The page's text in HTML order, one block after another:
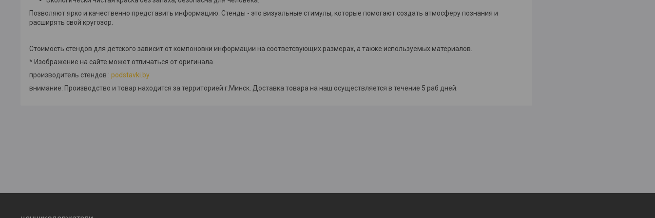
Позволяют ярко и качественно представить информацию. Стенды - это визуальные стимулы, которые помогают создать атмосферу познания и
расширять свой кругозор.
Стоимость стендов для детского зависит от компоновки информации на соответсвующих размерах, а также используемых материалов.
* Изображение на сайте может отличаться от оригинала.
производитель стендов : podstavki.by
внимание: Производство и товар находится за территорией г.Минск. Доставка товара на наш осуществляется в течение 5 раб дней.